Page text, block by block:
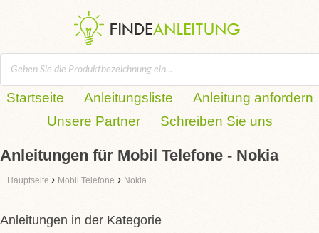
Startseite Anleitungsliste
Anleitung anfordern
Unsere Partner
Schreiben Sie uns
Anleitungen für Mobil Telefone - Nokia
Hauptseite › Mobil Telefone › Nokia
Anleitungen in der Kategorie